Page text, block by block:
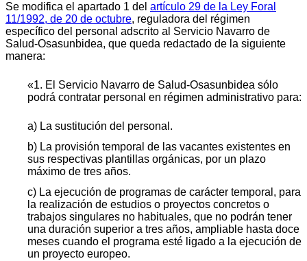
Se modifica el apartado 1 del artículo 29 de la Ley Foral
11/1992, de 20 de octubre, reguladora del régimen
específico del personal adscrito al Servicio Navarro de
Salud-Osasunbidea, que queda redactado de la siguiente
manera:
«1. El Servicio Navarro de Salud-Osasunbidea sólo
podrá contratar personal en régimen administrativo para:
a) La sustitución del personal.
b) La provisión temporal de las vacantes existentes en
sus respectivas plantillas orgánicas, por un plazo
máximo de tres años.
c) La ejecución de programas de carácter temporal, para
la realización de estudios o proyectos concretos o
trabajos singulares no habituales, que no podrán tener
una duración superior a tres años, ampliable hasta doce
meses cuando el programa esté ligado a la ejecución de
un proyecto europeo.